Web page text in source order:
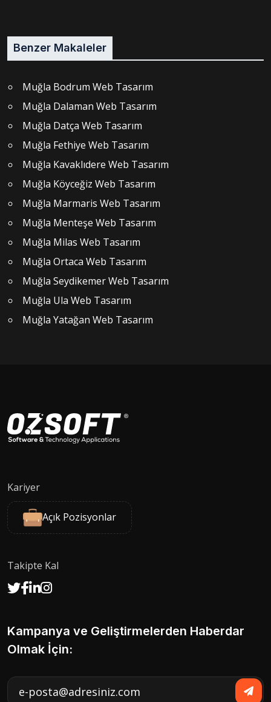
Benzer Makaleler
Muğla Bodrum Web Tasarım
Muğla Dalaman Web Tasarım
Muğla Datça Web Tasarım
Muğla Fethiye Web Tasarım
Muğla Kavaklıdere Web Tasarım
Muğla Köyceğiz Web Tasarım
Muğla Marmaris Web Tasarım
Muğla Menteşe Web Tasarım
Muğla Milas Web Tasarım
Muğla Ortaca Web Tasarım
Muğla Seydikemer Web Tasarım
Muğla Ula Web Tasarım
Muğla Yatağan Web Tasarım
Kariyer
Açık Pozisyonlar
Takipte Kal
Kampanya ve Geliştirmelerden Haberdar
Olmak İçin: